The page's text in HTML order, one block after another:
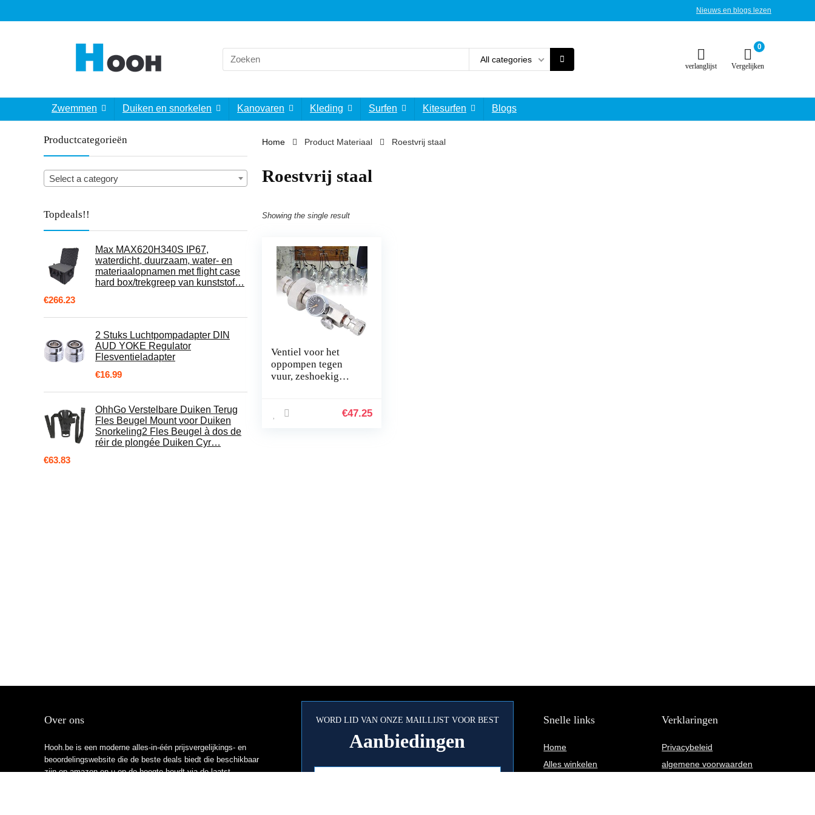
Nieuws en blogs lezen
Search
for:
All categories
verlanglijst
0
Vergelijken
Zwemmen Duiken en snorkelen Kanovaren Kleding Surfen Kitesurfen Blogs
Productcategorieën
Select a category
Topdeals!!
Max MAX620H340S IP67,
waterdicht, duurzaam, water- en
materiaalopnamen met flight case
hard box/trekgreep van kunststof…
€266.23
2 Stuks Luchtpompadapter DIN
AUD YOKE Regulator
Flesventieladapter
€16.99
OhhGo Verstelbare Duiken Terug
Fles Beugel Mount voor Duiken
Snorkeling2 Fles Beugel à dos de
réir de plongée Duiken Cyr…
€63.83
Home Product Materiaal ‎Roestvrij staal
‎Roestvrij staal
Showing the single result
Ventiel voor het
oppompen tegen
vuur, zeshoekig
van roestvrij staal,
€47.25
Over ons
Hooh.be is een moderne alles-in-één prijsvergelijkings- en
beoordelingswebsite die de beste deals biedt die beschikbaar
zijn op amazon en u op de hoogte houdt via de laatst
WORD LID VAN ONZE MAILLIJST VOOR BEST
Aanbiedingen
Snelle links
Home
Alles winkelen
Verklaringen
Privacybeleid
algemene voorwaarden